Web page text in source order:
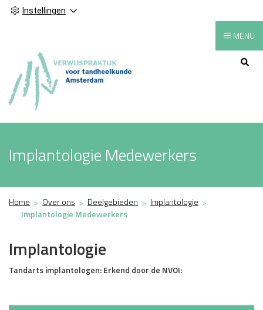
Instellingen
Hoofdmenu
MENU
Implantologie Medewerkers
Home Over ons Deelgebieden
Implantologie
Implantologie Medewerkers
Implantologie
Tandarts implantologen: Erkend door de NVOI: